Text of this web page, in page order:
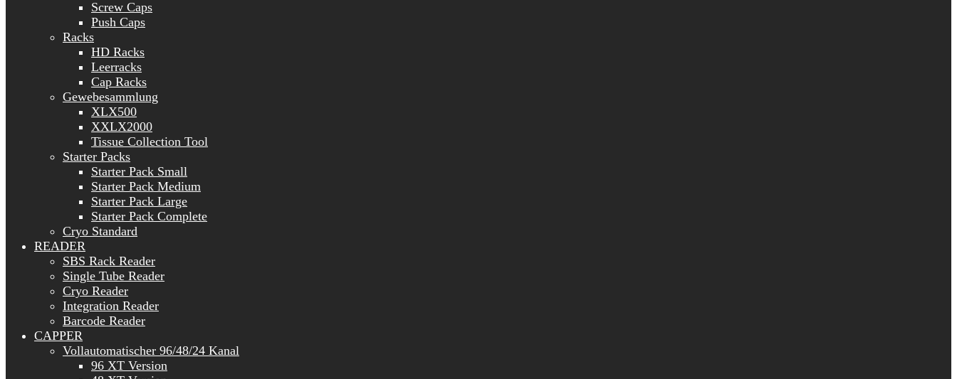
Screw Caps
Push Caps
Racks
HD Racks
Leerracks
Cap Racks
Gewebesammlung
XLX500
XXLX2000
Tissue Collection Tool
Starter Packs
Starter Pack Small
Starter Pack Medium
Starter Pack Large
Starter Pack Complete
Cryo Standard
READER
SBS Rack Reader
Single Tube Reader
Cryo Reader
Integration Reader
Barcode Reader
CAPPER
Vollautomatischer 96/48/24 Kanal
96 XT Version